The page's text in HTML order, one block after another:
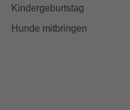
Kindergeburtstag
Hunde mitbringen